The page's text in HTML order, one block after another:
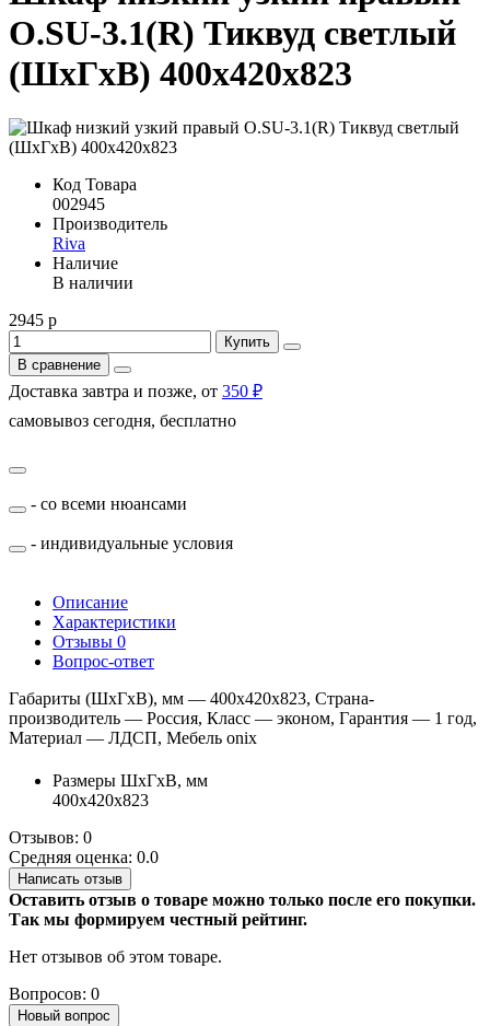
O.SU-3.1(R) Тиквуд светлый
(ШхГхВ) 400х420х823
Код Товара
002945
Производитель
Riva
Наличие
В наличии
2945 р
Купить
В сравнение
Доставка завтра и позже, от 350 ₽
самовывоз сегодня, бесплатно
- со всеми нюансами
- индивидуальные условия
Описание
Характеристики
Отзывы 0
Вопрос-ответ
Габариты (ШхГхВ), мм — 400х420х823, Страна-
производитель — Россия, Класс — эконом, Гарантия — 1 год,
Материал — ЛДСП, Мебель onix
Размеры ШхГхВ, мм
400х420х823
Отзывов: 0
Средняя оценка: 0.0
Написать отзыв
Оставить отзыв о товаре можно только после его покупки.
Так мы формируем честный рейтинг.
Нет отзывов об этом товаре.
Вопросов: 0
Новый вопрос